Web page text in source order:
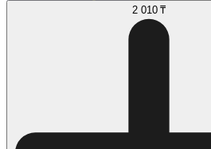
2 010 ₸